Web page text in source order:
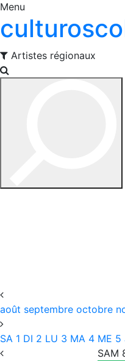
Menu
Artistes régionaux
août septembre octobre
SA 1 DI 2 LU 3 MA 4 ME 5
SAM